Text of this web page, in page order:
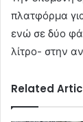
πλατφόρμα
ενώ σε δύο
λίτρο- στην
Related